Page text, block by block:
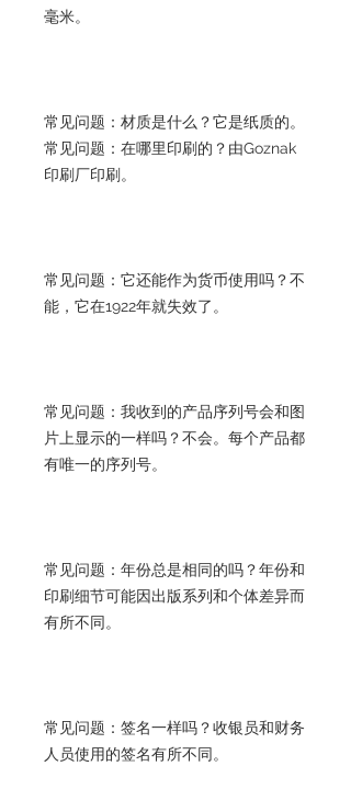
毫米。
常见问题：材质是什么？它是纸质的。
常见问题：在哪里印刷的？由Goznak
印刷厂印刷。
常见问题：它还能作为货币使用吗？不
能，它在1922年就失效了。
常见问题：我收到的产品序列号会和图
片上显示的一样吗？不会。每个产品都
有唯一的序列号。
常见问题：年份总是相同的吗？年份和
印刷细节可能因出版系列和个体差异而
有所不同。
常见问题：签名一样吗？收银员和财务
人员使用的签名有所不同。